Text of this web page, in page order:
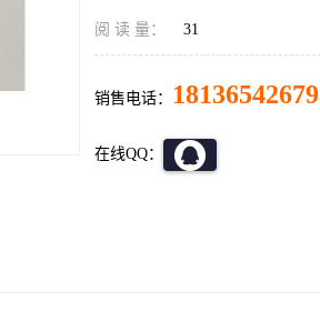
阅 读 量： 31
销售电话： 18136542679
在线QQ：